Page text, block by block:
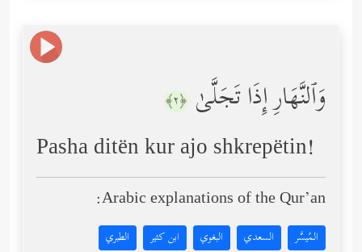
وَٱلنَّهَارِ إِذَا تَجَلَّىٰ ﴿٢﴾
Pasha ditën kur ajo shkrepëtin!
Arabic explanations of the Qur’an:
المُيسَّر السعدي البغوي ابن كثير الطبري